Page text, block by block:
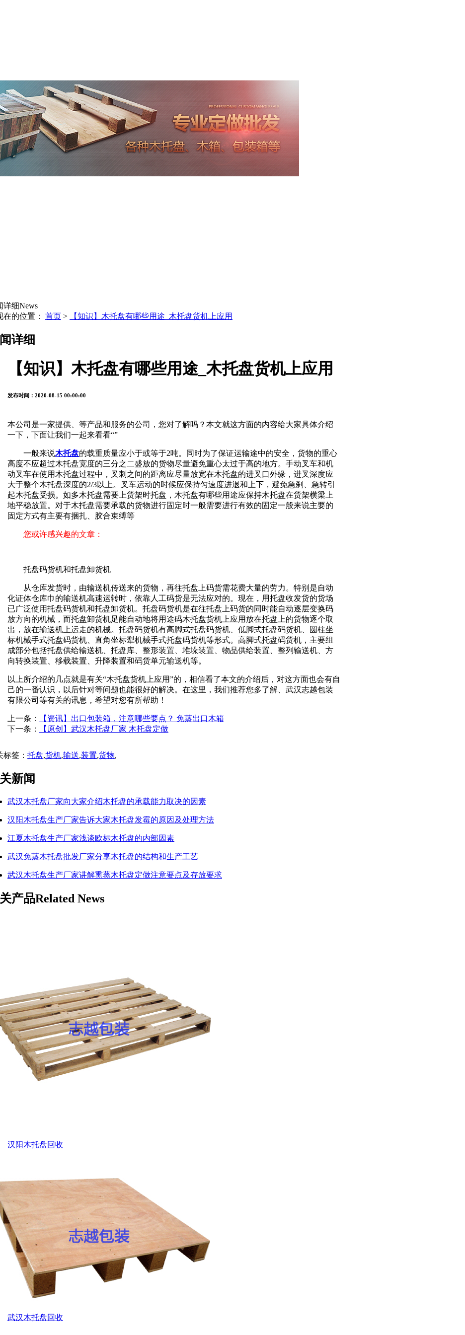
详细News
在的位置： 首页 > 【知识】木托盘有哪些用途_木托盘货机上应用
详细
【知识】木托盘有哪些用途_木托盘货机上应用
发布时间：2020-08-15 00:00:00
本公司是一家提供、等产品和服务的公司，您对了解吗？本文就这方面的内容给大家具体介绍
一下，下面让我们一起来看看“”
一般来说木托盘的载重质量应小于或等于2吨。同时为了保证运输途中的安全，货物的重心
高度不应超过木托盘宽度的三分之二盛放的货物尽量避免重心太过于高的地方。手动叉车和机
动叉车在使用木托盘过程中，叉刺之间的距离应尽量放宽在木托盘的进叉口外缘，进叉深度应
大于整个木托盘深度的2/3以上。叉车运动的时候应保持匀速度进退和上下，避免急刹、急转引
起木托盘受损。如多木托盘需要上货架时托盘，木托盘有哪些用途应保持木托盘在货架横梁上
地平稳放置。对于木托盘需要承载的货物进行固定时一般需要进行有效的固定一般来说主要的
固定方式有主要有捆扎、胶合束缚等
您或许感兴趣的文章：
托盘码货机和托盘卸货机
从仓库发货时，由输送机传送来的货物，再往托盘上码货需花费大量的劳力。特别是自动
化证体仓库巾的输送机高速运转时，依靠人工码货是无法应对的。现在，用托盘收发货的货场
已广泛使用托盘码货机和托盘卸货机。托盘码货机是在往托盘上码货的同时能自动逐层变换码
放方向的机械，而托盘卸货机足能自动地将用途码木托盘货机上应用放在托盘上的货物逐个取
出，放在输送机上运走的机械。托盘码货机有高脚式托盘码货机、低脚式托盘码货机、圆柱坐
标机械手式托盘码货机、直角坐标犁机械手式托盘码货机等形式。高脚式托盘码货机，主要组
成部分包括托盘供给输送机、托盘库、整形装置、堆垛装置、物品供给装置、整列输送机、方
向转换装置、移载装置、升降装置和码货单元输送机等。
以上所介绍的几点就是有关“木托盘货机上应用”的，相信看了本文的介绍后，对这方面也会有自
己的一番认识，以后针对等问题也能很好的解决。在这里，我们推荐您多了解、武汉志越包装
有限公司等有关的讯息，希望对您有所帮助！
上一条：
【资讯】出口包装箱，注意哪些要点？ 免蒸出口木箱
下一条：
【原创】武汉木托盘厂家 木托盘定做
标签： 托盘,货机,输送,装置,货物,
新闻
武汉木托盘厂家向大家介绍木托盘的承载能力取决的因素
汉阳木托盘生产厂家告诉大家木托盘发霉的原因及处理方法
江夏木托盘生产厂家浅谈欧标木托盘的内部因素
武汉免蒸木托盘批发厂家分享木托盘的结构和生产工艺
武汉木托盘生产厂家讲解熏蒸木托盘定做注意要点及存放要求
产品Related News
汉阳木托盘回收
武汉木托盘回收